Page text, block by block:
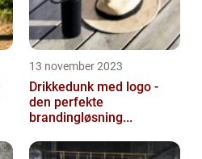
13 november 2023
Drikkedunk med logo -
den perfekte
brandingløsning...